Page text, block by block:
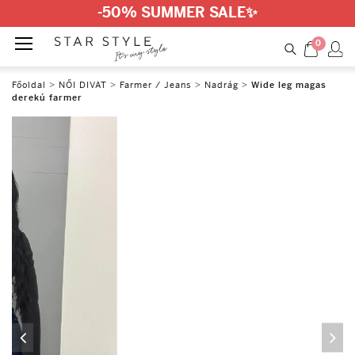
-50% SUMMER SALE✨
0
Főoldal > NŐI DIVAT > Farmer / Jeans > Nadrág > Wide leg magas
derekú farmer